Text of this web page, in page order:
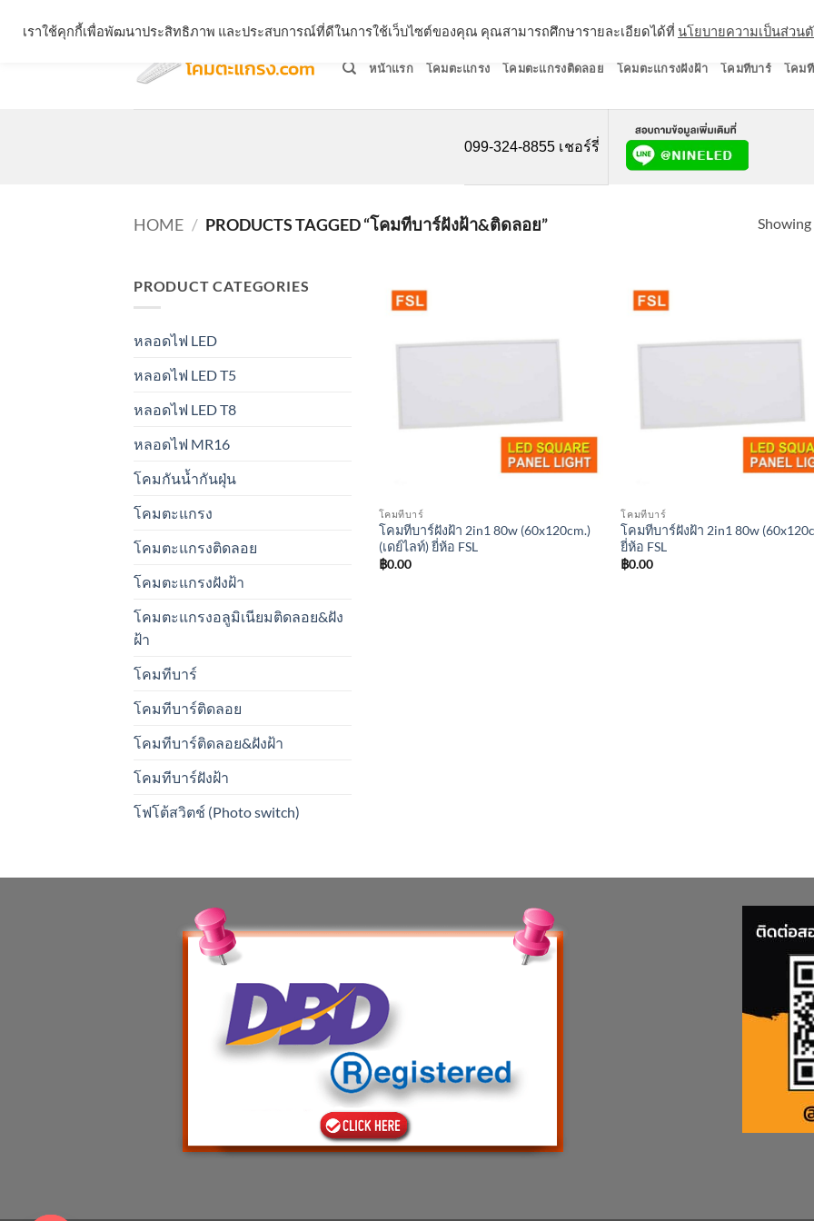
หน้าแรก โคมตะแกรง โคมตะแกรงติดลอย โคมตะแกรงฝังฝ้า โคมทีบาร์ โคม
099-324-8855 เชอร์รี่
HOME / PRODUCTS TAGGED “โคมทีบาร์ฝังฝ้า&ติดลอย”
PRODUCT CATEGORIES
หลอดไฟ LED
หลอดไฟ LED T5
หลอดไฟ LED T8
หลอดไฟ MR16
โคมกันน้ำกันฝุ่น
โคมตะแกรง
โคมตะแกรงติดลอย
โคมตะแกรงฝังฝ้า
โคมตะแกรงอลูมิเนียมติดลอย&ฝัง
ฝ้า
โคมทีบาร์
โคมทีบาร์ติดลอย
โคมทีบาร์ติดลอย&ฝังฝ้า
โคมทีบาร์ฝังฝ้า
โฟโต้สวิตช์ (Photo switch)
โคมทีบาร์
โคมทีบาร์ฝังฝ้า 2in1 80w (60x120cm.)
(เดย์ไลท์) ยี่ห้อ FSL
฿0.00
โคมทีบาร์
โคมทีบาร์ฝังฝ้า 2in1 80w
ยี่ห้อ FSL
฿0.00
เราใช้คุกกี้เพื่อพัฒนาประสิทธิภาพ และประสบการณ์ที่ดีในการใช้เว็บไซต์ของคุณ คุณสามารถศึกษารายละเอียดได้ที่ นโยบายความเป็นส่วน